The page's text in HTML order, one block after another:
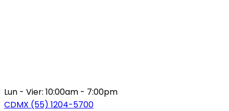
Lun - Vier: 10:00am - 7:00pm
CDMX (55) 1204-5700